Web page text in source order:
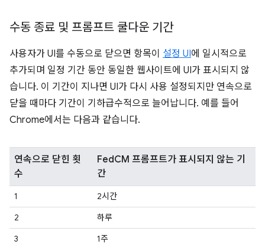
수동 종료 및 프롬프트 쿨다운 기간
사용자가 UI를 수동으로 닫으면 항목이 설정 UI에 일시적으로
추가되며 일정 기간 동안 동일한 웹사이트에 UI가 표시되지 않
습니다. 이 기간이 지나면 UI가 다시 사용 설정되지만 연속으로
닫을 때마다 기간이 기하급수적으로 늘어납니다. 예를 들어
Chrome에서는 다음과 같습니다.
연속으로 닫힌 횟
수
FedCM 프롬프트가 표시되지 않는 기
간
1
2시간
2
하루
3
1주